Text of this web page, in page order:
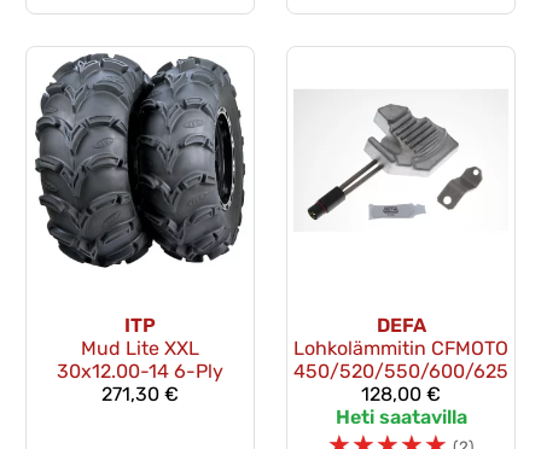
ITP
Mud Lite XXL
30x12.00-14 6-Ply
271,30 €
DEFA
Lohkolämmitin CFMOTO
450/520/550/600/625
128,00 €
Heti saatavilla